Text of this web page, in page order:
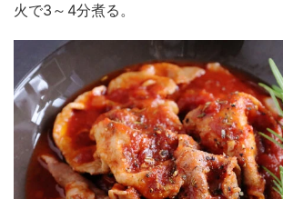
火で3～4分煮る。